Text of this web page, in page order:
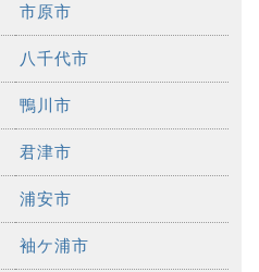
市原市
八千代市
鴨川市
君津市
浦安市
袖ケ浦市